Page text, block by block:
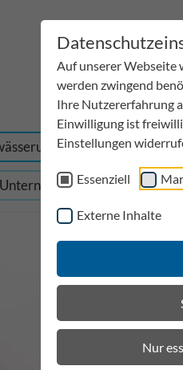
Auf unserer Webseite
werden zwingend
Ihre Nutzererfahrung
Einwilligung ist
Einstellungen
Essenziell
Externe Inhalte
Nur
Unternehmen Downloads